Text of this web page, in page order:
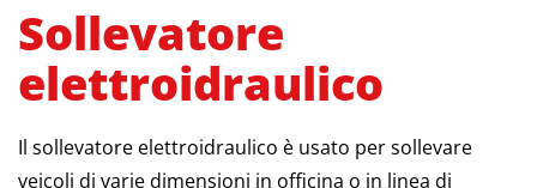
Sollevatore
elettroidraulico
Il sollevatore elettroidraulico è usato per sollevare
veicoli di varie dimensioni in officina o in linea di